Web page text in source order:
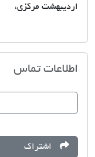
اردیبهشت مرکزی،
اطلاعات تماس
اشتراک